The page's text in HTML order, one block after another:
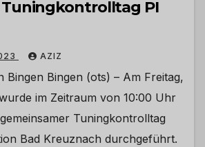
Tuningkontrolltag PI
AZIZ
Bingen Bingen (ots) – Am Freitag,
im Zeitraum von 10:00 Uhr
Tuningkontrolltag
Bad Kreuznach durchgeführt.